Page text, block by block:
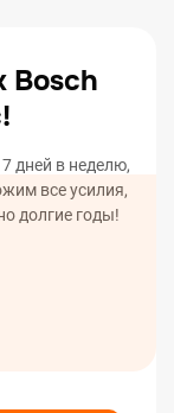
Bosch
дней в неделю,
все усилия,
долгие годы!